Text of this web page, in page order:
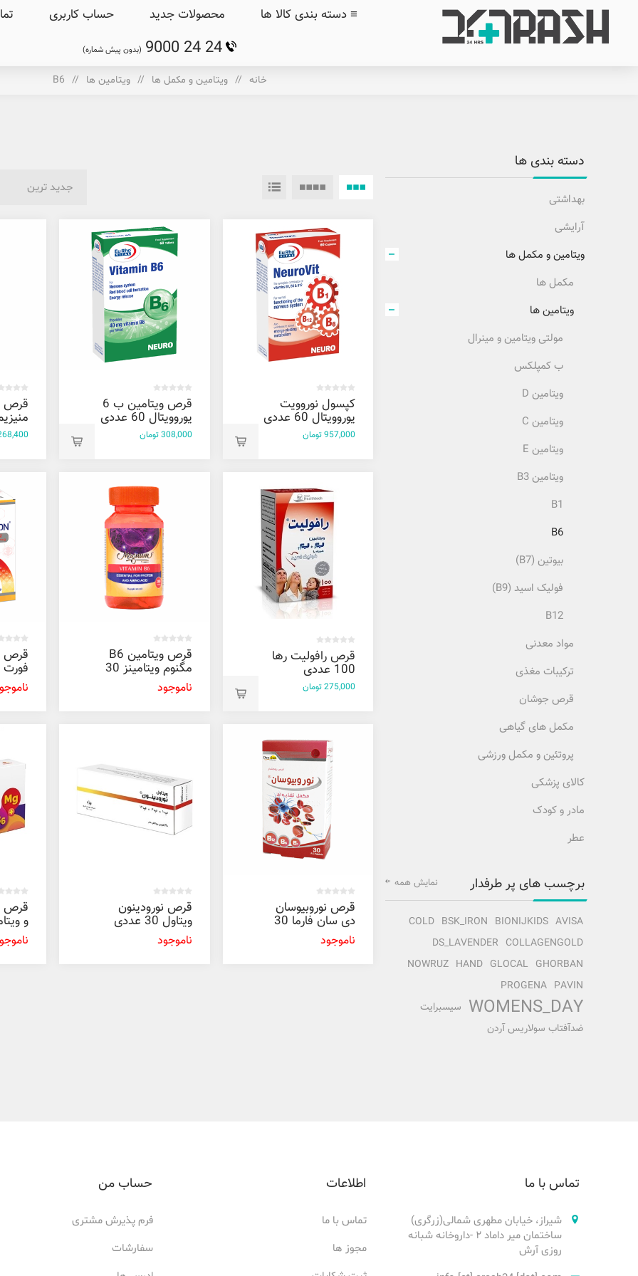
≡ دسته بندی کالا ها محصولات جدید حساب کاربری
9000 24 24 (بدون پیش شماره)
خانه / ویتامین و مکمل ها / ویتامین ها /
B6
کپسول نوروویت
یوروویتال 60 عددی
957,000 تومان
قرص ویتامین ب 6
یوروویتال 60 عددی
308,000 تومان
قرص
268,400
قرص رافولیت رها
100 عددی
275,000 تومان
قرص ویتامین B6
مگنوم ویتامینز 30
عددی
ناموجود
قرص
عددی
قرص نوروبیوسان
دی سان فارما 30
عددی
ناموجود
قرص نورودینون
ویتاول 30 عددی
ناموجود عددی
دسته بندی ها
بهداشتی
آرایشی
ویتامین و مکمل ها
مکمل ها
ویتامین ها
مولتی ویتامین و مینرال
ب کمپلکس
ویتامین D
ویتامین C
ویتامین E
ویتامین B3
B1
B6
بیوتین (B7)
فولیک اسید (B9)
B12
مواد معدنی
ترکیبات مغذی
قرص جوشان
مکمل های گیاهی
پروتئین و مکمل ورزشی
کالای پزشکی
مادر و کودک
عطر
برچسب های پر طرفدار
AVISA
BIONIJKIDS
BSK_IRON
COLD
COLLAGENGOLD
DS_LAVENDER
GHORBAN
GLOCAL
HAND
NOWRUZ
PAVIN
PROGENA
WOMENS_DAY سیسبرایت
ضدآفتاب سولاریس آردن
نمایش همه
تماس با ما
شیراز، خیابان مطهری شمالی(زرگری)
ساختمان میر داماد ۲ -داروخانه شبانه
روزی آرش
اطلاعات
تماس با ما
مجوز ها
حساب من
فرم پذیرش مشتری
سفارشات